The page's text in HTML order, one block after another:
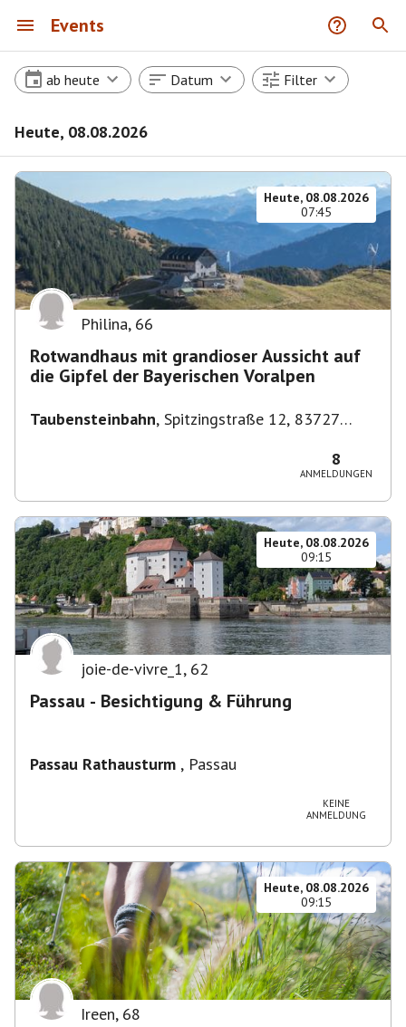
Events
ab heute Datum Filter
Heute, 08.08.2026
Heute, 08.08.2026
07:45
Philina, 66
Rotwandhaus mit grandioser Aussicht auf
die Gipfel der Bayerischen Voralpen
Taubensteinbahn, Spitzingstraße 12, 83727
8
ANMELDUNGEN
Heute, 08.08.2026
09:15
joie-de-vivre_1, 62
Passau - Besichtigung & Führung
Passau Rathausturm , Passau
KEINE
ANMELDUNG
Heute, 08.08.2026
09:15
Ireen, 68